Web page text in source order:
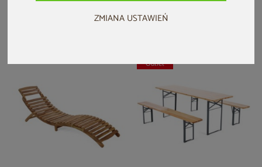
ZMIANA USTAWIEŃDodaj do ulubionych
Outlet